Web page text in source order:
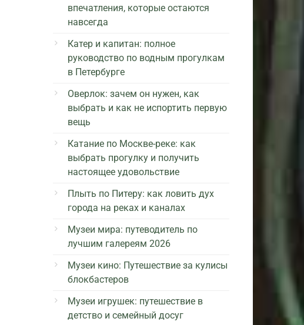
впечатления, которые остаются
навсегда
Катер и капитан: полное
руководство по водным прогулкам
в Петербурге
Оверлок: зачем он нужен, как
выбрать и как не испортить первую
вещь
Катание по Москве-реке: как
выбрать прогулку и получить
настоящее удовольствие
Плыть по Питеру: как ловить дух
города на реках и каналах
Музеи мира: путеводитель по
лучшим галереям 2026
Музеи кино: Путешествие за кулисы
блокбастеров
Музеи игрушек: путешествие в
детство и семейный досуг